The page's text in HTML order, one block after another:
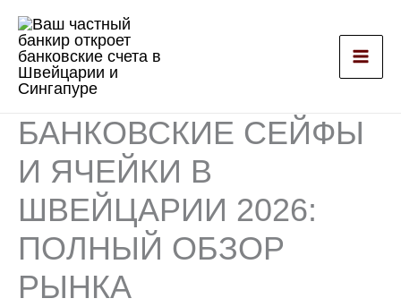
Перейти
содержимому
БАНКОВСКИЕ СЕЙФЫ
И ЯЧЕЙКИ В
ШВЕЙЦАРИИ 2026:
ПОЛНЫЙ ОБЗОР
РЫНКА